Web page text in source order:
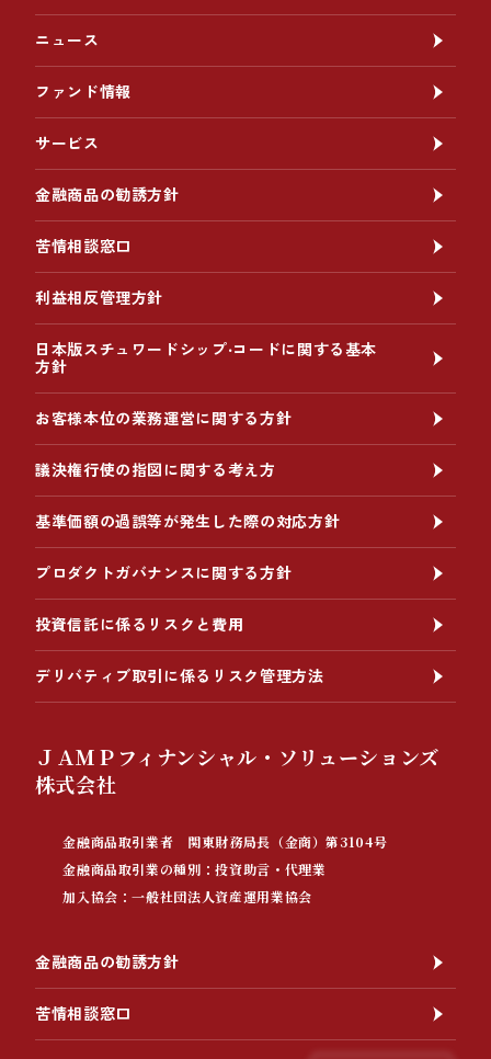
ニュース
ファンド情報
サービス
金融商品の勧誘方針
苦情相談窓口
利益相反管理方針
日本版スチュワードシップ‧コードに関する基本
方針
お客様本位の業務運営に関する方針
議決権行使の指図に関する考え方
基準価額の過誤等が発生した際の対応方針
プロダクトガバナンスに関する方針
投資信託に係るリスクと費用
デリバティブ取引に係るリスク管理方法
ＪＡＭＰフィナンシャル・ソリューションズ
株式会社
金融商品取引業者 関東財務局長（金商）第3104号
金融商品取引業の種別：投資助言・代理業
加入協会：一般社団法人資産運用業協会
金融商品の勧誘方針
苦情相談窓口